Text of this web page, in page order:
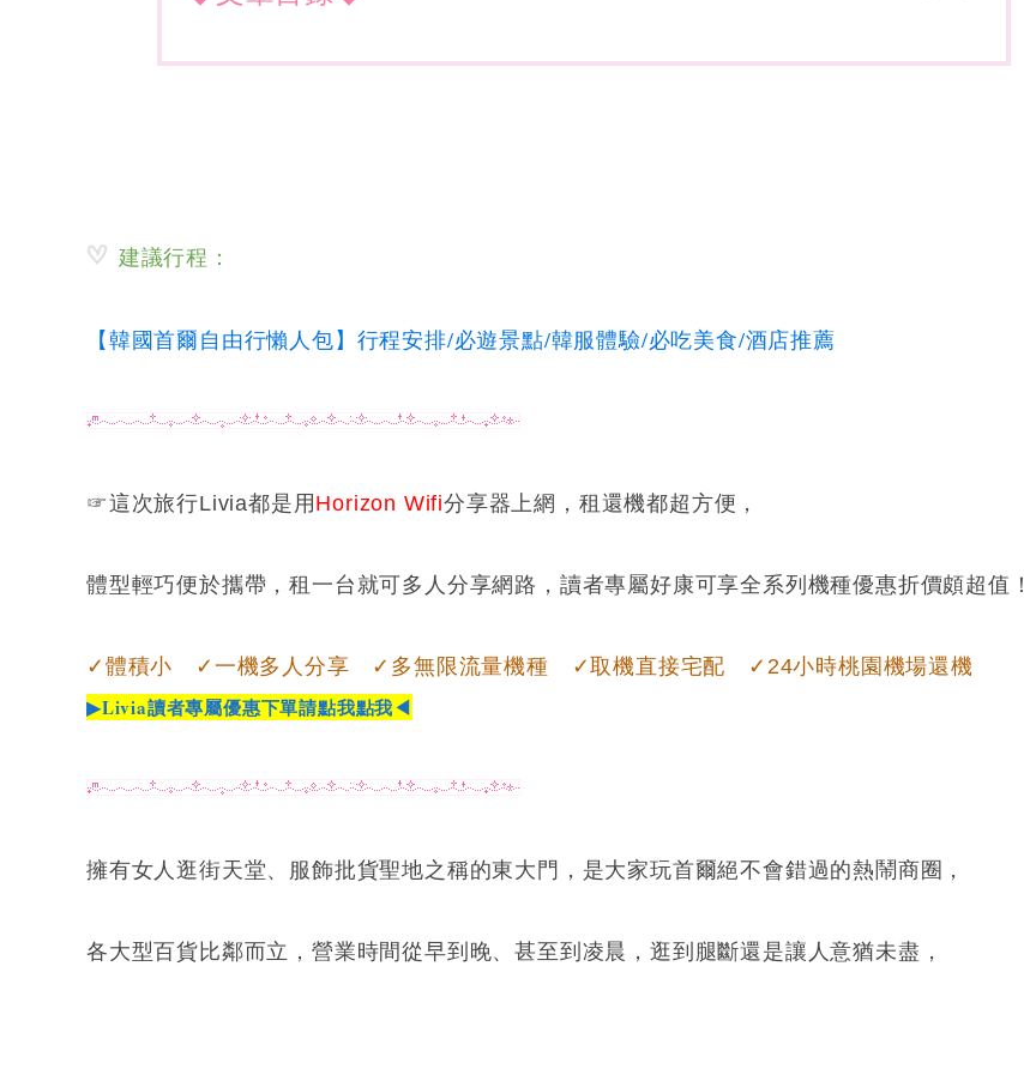
建議行程：
【韓國首爾自由行懶人包】行程安排/必遊景點/韓服體驗/必吃美食/酒店推薦
☞這次旅行Livia都是用 Horizon Wifi分享器上網，租還機都超方便，
體型輕巧便於攜帶，租一台就可多人分享網路，讀者專屬好康可享全系列機種優惠折價頗超值！
✓體積小 ✓一機多人分享 ✓多無限流量機種 ✓取機直接宅配 ✓24小時桃園機場還機
▶Livia讀者專屬優惠下單請點我點我◀
擁有女人逛街天堂、服飾批貨聖地之稱的東大門，是大家玩首爾絕不會錯過的熱鬧商圈，
各大型百貨比鄰而立，營業時間從早到晚、甚至到凌晨，逛到腿斷還是讓人意猶未盡，